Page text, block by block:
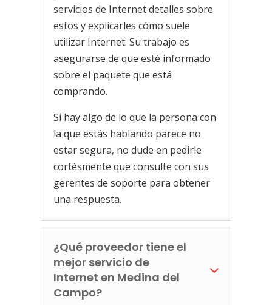
servicios de Internet detalles sobre
estos y explicarles cómo suele
utilizar Internet. Su trabajo es
asegurarse de que esté informado
sobre el paquete que está
comprando.
Si hay algo de lo que la persona con
la que estás hablando parece no
estar segura, no dude en pedirle
cortésmente que consulte con sus
gerentes de soporte para obtener
una respuesta.
¿Qué proveedor tiene el
mejor servicio de
Internet en Medina del
Campo?